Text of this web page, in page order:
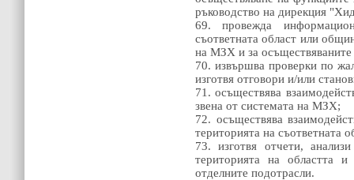
ръководство на дирекция
69. провежда
съответната област или
на МЗХ и за
70. извършва проверки по
изготвя отговори и/или
71. осъществява
звена от системата на МЗХ;
72. осъществява
територията на съответната
73. изготвя отчети,
територията на областта
отделните подотрасли.